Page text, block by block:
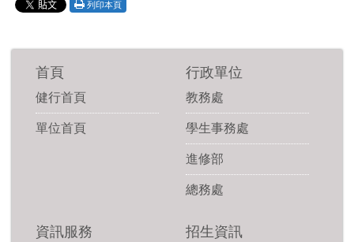
列印本頁
首頁
健行首頁
單位首頁
行政單位
教務處
學生事務處
進修部
總務處
資訊服務 招生資訊